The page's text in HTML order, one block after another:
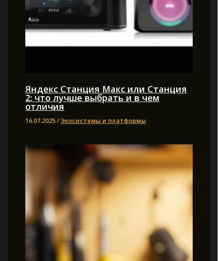
Яндекс Станция Макс или Станция
2: что лучше выбрать и в чем
отличия
16.07.2025/Экосистемы и платформы